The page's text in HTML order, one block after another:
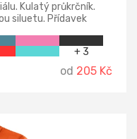
Kulatý průkrčník.
siluetu. Přídavek
+ 3
od 205 Kč